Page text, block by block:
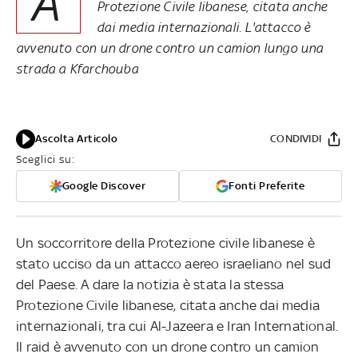
Protezione Civile libanese, citata anche
dai media internazionali. L'attacco è
avvenuto con un drone contro un camion lungo una
strada a Kfarchouba
Ascolta Articolo
Sceglici su:
Google Discover Fonti Preferite
CONDIVIDI
Un soccorritore della Protezione civile libanese è
stato ucciso da un attacco aereo israeliano nel sud
del Paese. A dare la notizia è stata la stessa
Protezione Civile libanese, citata anche dai media
internazionali, tra cui Al-Jazeera e Iran International.
Il raid è avvenuto con un drone contro un camion